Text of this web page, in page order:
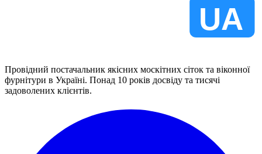
UA
Провідний постачальник якісних москітних сіток та віконної
фурнітури в Україні. Понад 10 років досвіду та тисячі
задоволених клієнтів.